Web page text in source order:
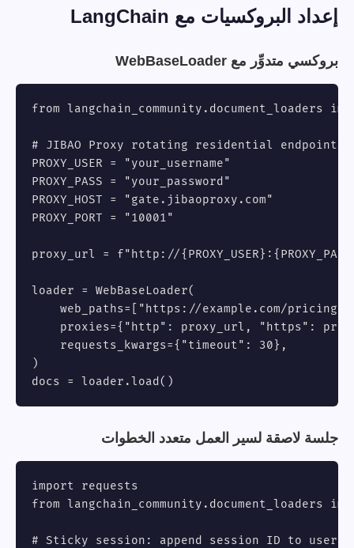
إعداد البروكسيات مع LangChain
بروكسي متدوِّر مع WebBaseLoader
from langchain_community.document_loaders
# JIBAO Proxy rotating residential endpoint
PROXY_USER = "your_username"
PROXY_PASS = "your_password"
PROXY_HOST = "gate.jibaoproxy.com"
PROXY_PORT = "10001"
proxy_url = f"http://
loader = WebBaseLoader(
web_paths=["https://example.com/
proxies={"http": proxy_url, "https":
    requests_kwargs={"timeout": 30},
)
docs = loader.load()
جلسة لاصقة لسير العمل متعدد الخطوات
import requests
from langchain_community.document_loaders
# Sticky session: append session ID to